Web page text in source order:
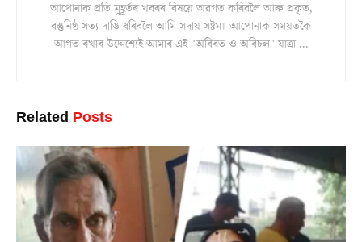
আপোনাক প্ৰতি মুহূৰ্তৰ খবৰৰ বিষয়ে অৱগত কৰিবলৈ আৰু প্ৰকৃত,
বস্তুনিষ্ঠ সত্য দাঙি ধৰিবলৈ আমি সদায় সষ্টম। আপোনাক সময়তকৈ
আগত ৰখাৰ উদ্দেশ্যেই আমাৰ এই "অবিৰত ও অবিচল" যাত্ৰা ...
Related Posts